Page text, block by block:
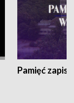
Pamięć